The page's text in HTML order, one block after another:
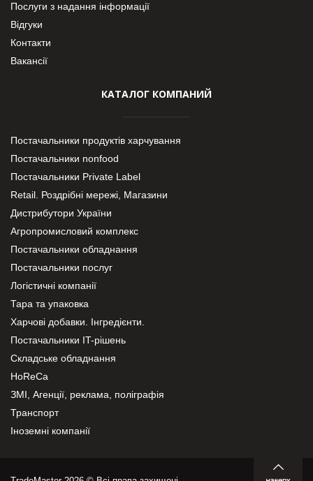
Послуги з надання інформації
Відгуки
Контакти
Вакансії
КАТАЛОГ КОМПАНИЙ
Постачальники продуктів харчування
Постачальники nonfood
Постачальники Private Label
Retail. Роздрібні мережі, Магазини
Дистрибутори України
Агропромисловий комплекс
Постачальники обладнання
Постачальники послуг
Логістичні компанії
Тара та упаковка
Харчові добавки. Інгредієнти.
Постачальники IT-рішень
Складське обладнання
HoReCa
ЗМІ, Агенції, реклама, поліграфія
Транспорт
Іноземні компанії